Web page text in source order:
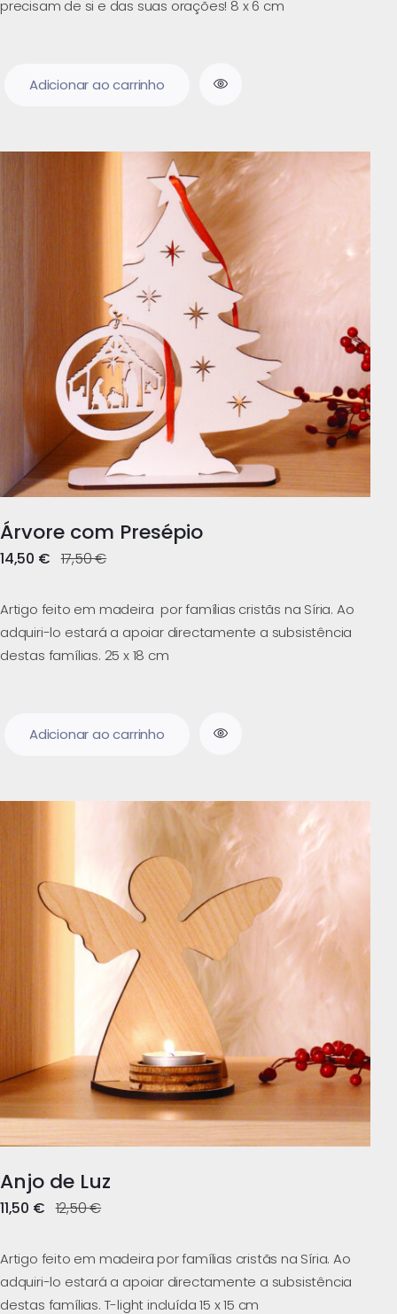
precisam de si e das suas orações! 8 x 6 cm
Adicionar ao carrinho
Árvore com Presépio
17,50€
14,50 €
Artigo feito em madeira por famílias cristãs na Síria. Ao
adquiri-lo estará a apoiar directamente a subsistência
destas famílias. 25 x 18 cm
Adicionar ao carrinho
Anjo de Luz
12,50€
11,50 €
Artigo feito em madeira por famílias cristãs na Síria. Ao
adquiri-lo estará a apoiar directamente a subsistência
destas famílias. T-light incluída 15 x 15 cm